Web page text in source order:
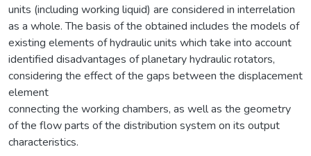
units (including working liquid) are considered in interrelation
as a whole. The basis of the obtained includes the models of
existing elements of hydraulic units which take into account
identified disadvantages of planetary hydraulic rotators,
considering the effect of the gaps between the displacement
element
connecting the working chambers, as well as the geometry
of the flow parts of the distribution system on its output
characteristics.